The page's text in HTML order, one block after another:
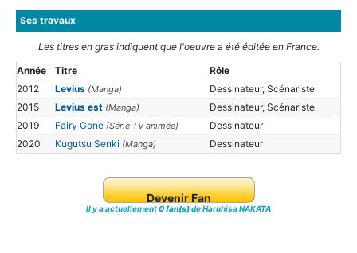
Ses travaux
Les titres en gras indiquent que l'oeuvre a été éditée en France.
Année
Titre
Rôle
2012
Levius (Manga)
Dessinateur, Scénariste
2015
Levius est (Manga)
Dessinateur, Scénariste
2019
Fairy Gone (Série TV animée)
Dessinateur
2020
Kugutsu Senki (Manga) Dessinateur
Devenir Fan
Il y a actuellement0 fan(s)de Haruhisa NAKATA